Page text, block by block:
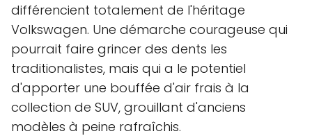
différencient totalement de l'héritage
Volkswagen. Une démarche courageuse qui
pourrait faire grincer des dents les
traditionalistes, mais qui a le potentiel
d'apporter une bouffée d'air frais à la
collection de SUV, grouillant d'anciens
modèles à peine rafraîchis.